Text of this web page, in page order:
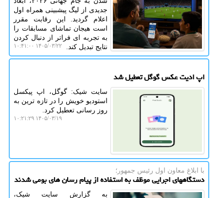
جدیدی از لیگ پیشبینی همراه اول
اعلام گردید. این رقابت مقرر
است هیجان تماشای مسابقات را
به تجربه ای فراتر از دنبال کردن
نتایج تبدیل کند.
۱۴۰۵/۰۳/۲۲ ۱۰:۴۱:۰۰
اپ ادیت عکس گوگل تعطیل شد
سایت شیک: گوگل، اپ پیکسل
استودیو خویش را در تازه ترین به
روز رسانی تعطیل کرد.
۱۴۰۵/۰۳/۱۹ ۱۰:۲۱:۲۹
با ابلاغ معاون اول رئیس جمهور؛
دستگاههای اجرایی موظف به استفاده از پیام رسان های بومی شدند
به گزارش سایت شیک،